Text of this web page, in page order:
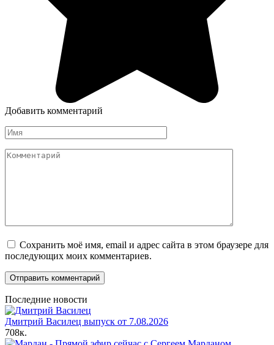
Добавить комментарий
Имя
Комментарий
Сохранить моё имя, email и адрес сайта в этом браузере для
последующих моих комментариев.
Последние новости
Дмитрий Василец выпуск от 7.08.2026
708к.